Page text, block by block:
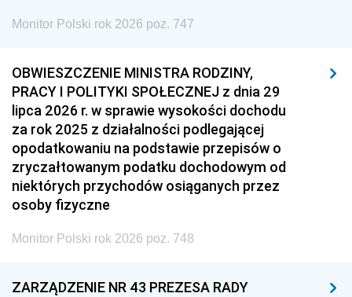
Monitor Polski rok 2026 poz. 747
OBWIESZCZENIE MINISTRA RODZINY,
PRACY I POLITYKI SPOŁECZNEJ z dnia 29
lipca 2026 r. w sprawie wysokości dochodu
za rok 2025 z działalności podlegającej
opodatkowaniu na podstawie przepisów o
zryczałtowanym podatku dochodowym od
niektórych przychodów osiąganych przez
osoby fizyczne
Monitor Polski rok 2026 poz. 748
ZARZĄDZENIE NR 43 PREZESA RADY